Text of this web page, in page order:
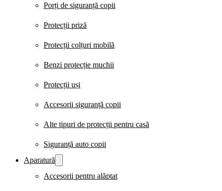
Porți de siguranță copii
Protecții priză
Protecții colțuri mobilă
Benzi protecție muchii
Protecții uși
Accesorii siguranță copii
Alte tipuri de protecții pentru casă
Siguranță auto copii
Aparatură
Accesorii pentru alăptat